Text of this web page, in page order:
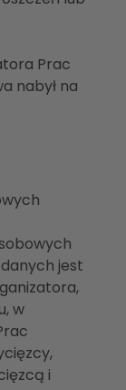
Prac
nabył na
jest
w
i